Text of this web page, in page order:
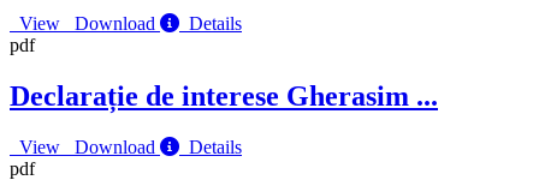
View Download
Details
pdf
Declarație de interese Gherasim ...
View Download
Details
pdf